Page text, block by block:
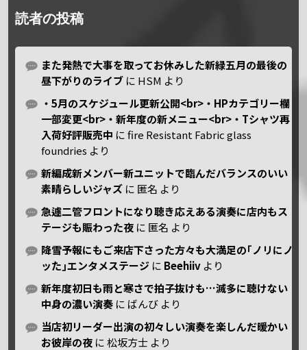
読者の投稿
また発熱で大事を取ってお休みした新緑五月の最後の
昼下がりのライブ に HSM より
・5月のスケジュール更新公開<br>・HPカテゴリー欄
一部変更<br>・新年度の新メニュー<br>・Tシャツ再
入荷好評販売中 にfire Resistant Fabric glass
foundries より
新編成新メンバー新ユニットで臨んだバランスのいい
素晴らしいジャズ に 匿名 より
急遽二管フロントになり聴き応えある演奏に店内もス
テージも賑わった夜 に 匿名 より
降雪予報にもご来店下さった方々も大満足の｢ノリにノ
ッた｣エンタメステージ に Beehiiv より
新年度初日も雨と寒さで拍子抜けも…滅多に聴けない
中身の濃い演奏 に ばんび より
当店初リーダー出演の初々しい演奏を楽しんだ暖かい
お彼岸の夜 に松坂方士 より